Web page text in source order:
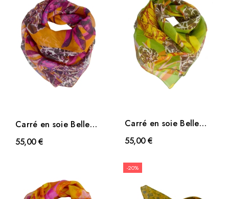
Carré en soie Belle
fleur orange
55,00 €
Carré en soie Belle
fleur vert
55,00 €
-20%